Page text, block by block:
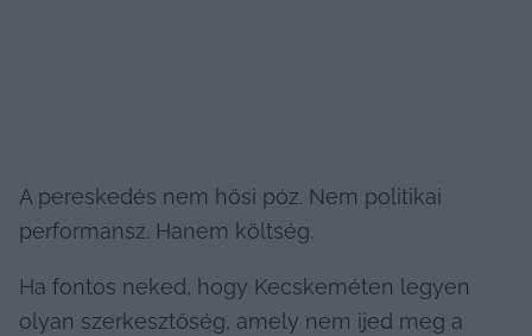
A pereskedés nem hősi póz. Nem politikai
performansz. Hanem költség.
Ha fontos neked, hogy Kecskeméten legyen
olyan szerkesztőség, amely nem ijed meg a